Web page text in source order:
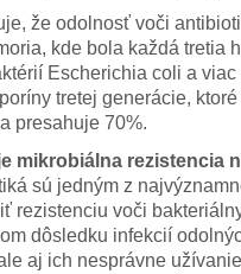
že odolnosť voči
kde bola každá tretia
Escherichia coli a
tretej generácie,
presahuje 70%.
mikrobiálna rezistencia
sú jedným z
rezistenciu voči
dôsledku infekcií
aj ich nesprávne